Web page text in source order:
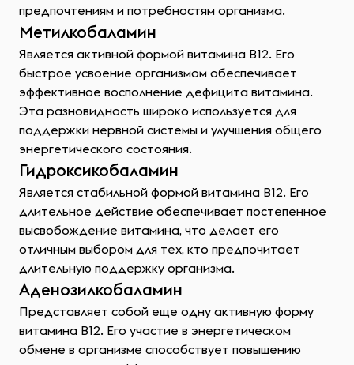
предпочтениям и потребностям организма.
Метилкобаламин
Является активной формой витамина В12. Его
быстрое усвоение организмом обеспечивает
эффективное восполнение дефицита витамина.
Эта разновидность широко используется для
поддержки нервной системы и улучшения общего
энергетического состояния.
Гидроксикобаламин
Является стабильной формой витамина В12. Его
длительное действие обеспечивает постепенное
высвобождение витамина, что делает его
отличным выбором для тех, кто предпочитает
длительную поддержку организма.
Аденозилкобаламин
Представляет собой еще одну активную форму
витамина В12. Его участие в энергетическом
обмене в организме способствует повышению